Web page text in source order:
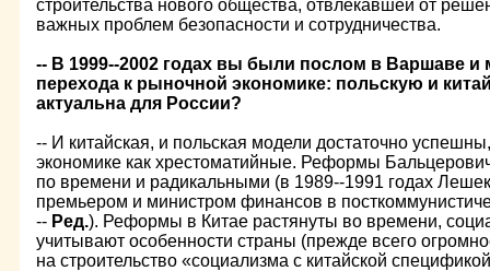
строительства нового общества, отвлекавшей от
важных проблем безопасности и сотрудничества.
-- В 1999--2002 годах вы были послом в Варшаве и
перехода к рыночной экономике: польскую и
актуальна для России?
-- И китайская, и польская модели достаточно
экономике как хрестоматийные. Реформы
по времени и радикальными (в 1989--1991 годах
премьером и министром финансов в
-- Ред.). Реформы в Китае растянуты во времени,
учитывают особенности страны (прежде всего
на строительство «социализма с китайской